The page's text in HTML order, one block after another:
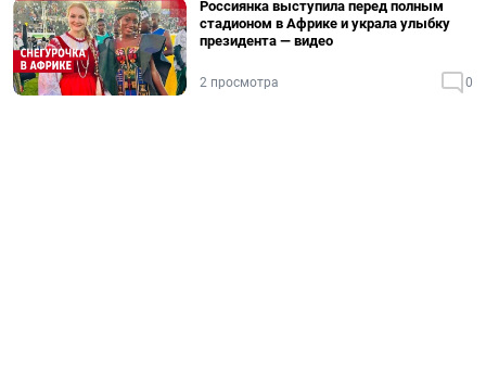
Россиянка выступила перед полным
стадионом в Африке и украла улыбку
президента — видео
2 просмотра 0